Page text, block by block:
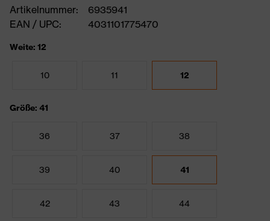
Artikelnummer:
6935941
EAN / UPC:
4031101775470
Weite: 12
10 11 12
Größe: 41
36 37 38
39 40 41
42 43 44